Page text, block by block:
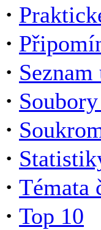
·
·
·
·
·
·
· Témata
· Top 10